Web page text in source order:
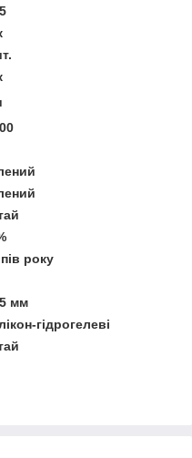
року
мм
гідрогелеві